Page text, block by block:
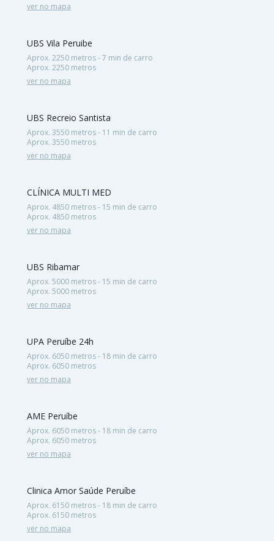
ver no mapa
UBS Vila Peruibe
Aprox. 2250 metros - 7 min de carro
Aprox. 2250 metros
ver no mapa
UBS Recreio Santista
Aprox. 3550 metros - 11 min de carro
Aprox. 3550 metros
ver no mapa
CLÍNICA MULTI MED
Aprox. 4850 metros - 15 min de carro
Aprox. 4850 metros
ver no mapa
UBS Ribamar
Aprox. 5000 metros - 15 min de carro
Aprox. 5000 metros
ver no mapa
UPA Peruíbe 24h
Aprox. 6050 metros - 18 min de carro
Aprox. 6050 metros
ver no mapa
AME Peruíbe
Aprox. 6050 metros - 18 min de carro
Aprox. 6050 metros
ver no mapa
Clinica Amor Saúde Peruíbe
Aprox. 6150 metros - 18 min de carro
Aprox. 6150 metros
ver no mapa